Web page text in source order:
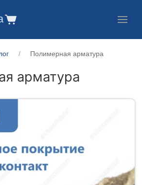
Полимерная арматура
арматура